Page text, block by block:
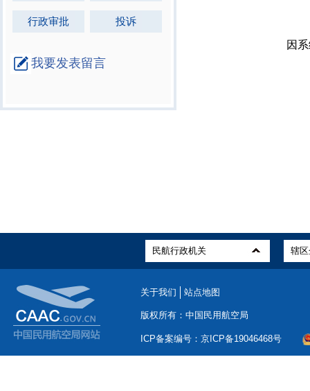
行政审批 投诉
我要发表留言
关于我们 站点地图
版权所有：中国民用航空局
ICP备案编号：京ICP备19046468号